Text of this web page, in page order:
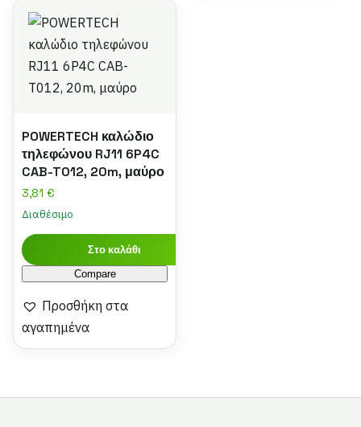
POWERTECH καλώδιο
τηλεφώνου RJ11 6P4C
CAB-T012, 20m, μαύρο
3,81 €
Διαθέσιμο
Στο καλάθι
Compare
Προσθήκη στα
αγαπημένα